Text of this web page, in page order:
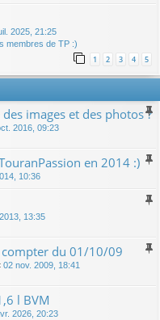
2025, 21:25
membres de TP :)
1 2 3 4 5
images et des photos ?
2016, 09:23
en 2014 :)
10:36
13:35
compter du 01/10/09
02 nov. 2009, 18:41
l BVM
2026, 20:23